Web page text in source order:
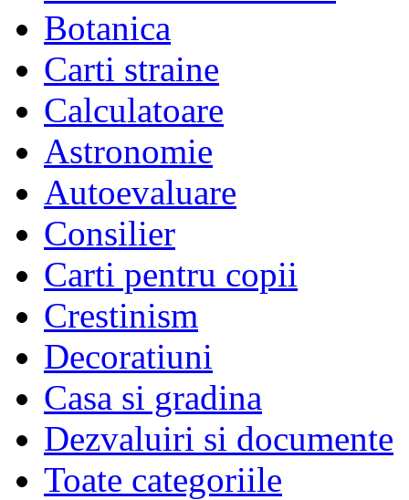
Botanica
Carti straine
Calculatoare
Astronomie
Autoevaluare
Consilier
Carti pentru copii
Crestinism
Decoratiuni
Casa si gradina
Dezvaluiri si documente
Toate categoriile